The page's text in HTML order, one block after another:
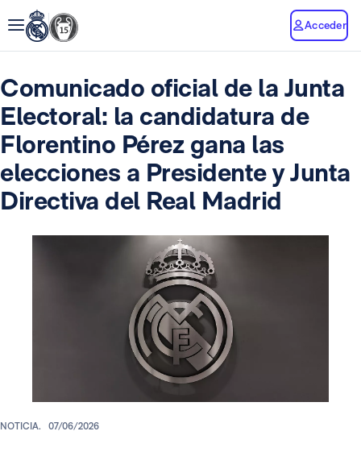
Acceder
Comunicado oficial de la Junta
Electoral: la candidatura de
Florentino Pérez gana las
elecciones a Presidente y Junta
Directiva del Real Madrid
NOTICIA. 07/06/2026